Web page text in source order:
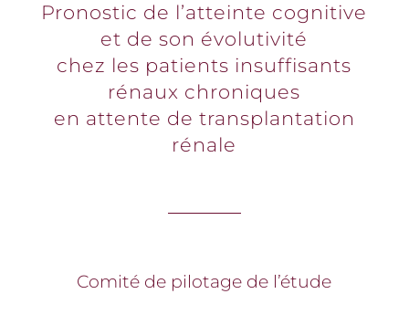
Pronostic de l’atteinte cognitive
et de son évolutivité
chez les patients insuffisants
rénaux chroniques
en attente de transplantation
rénale
Comité de pilotage de l’étude